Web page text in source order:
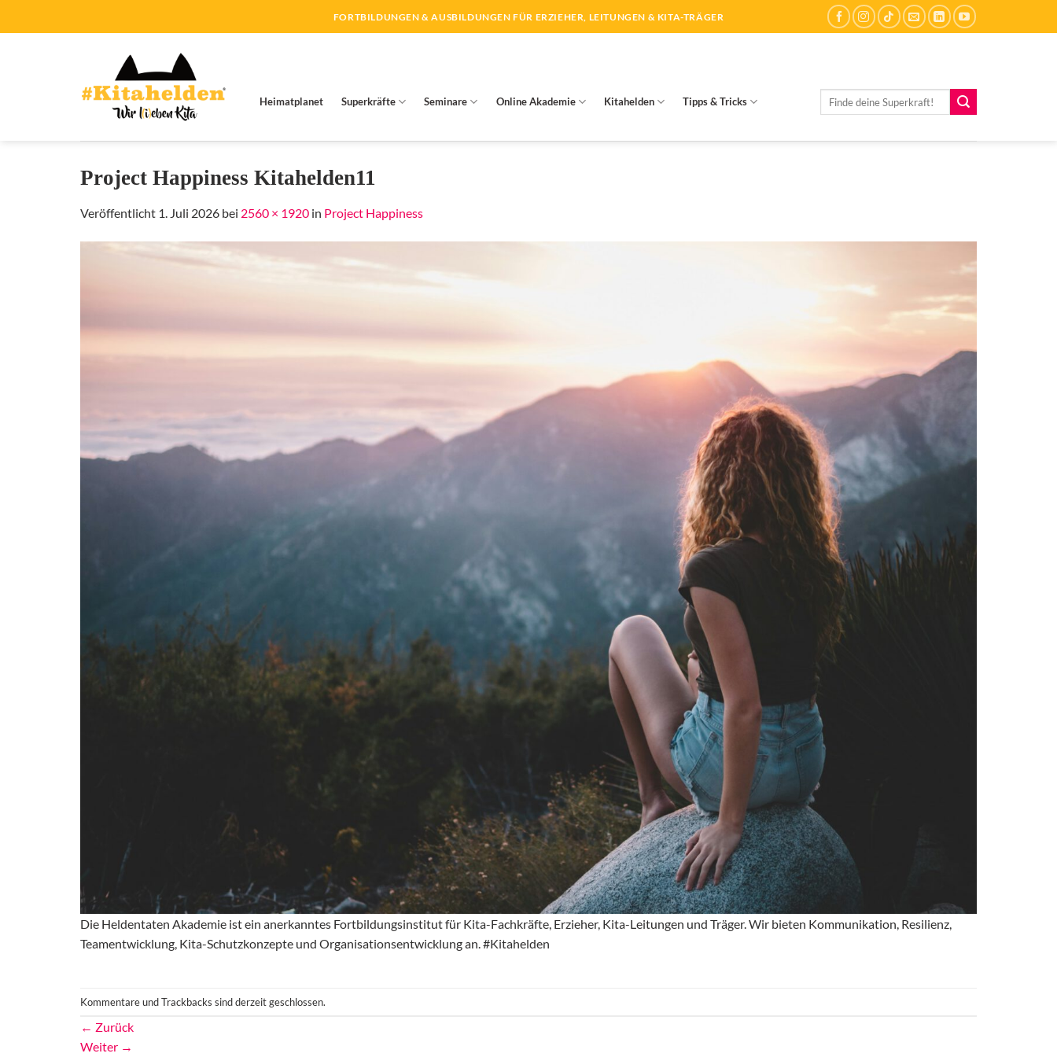
FORTBILDUNGEN & AUSBILDUNGEN FÜR ERZIEHER, LEITUNGEN & KITA-TRÄGER
Heimatplanet Superkräfte Seminare Online Akademie Kitahelden Tipps & Tricks
Project Happiness Kitahelden11
Veröffentlicht 1. Juli 2026 bei 2560 × 1920 in Project Happiness
Die Heldentaten Akademie ist ein anerkanntes Fortbildungsinstitut für Kita-Fachkräfte, Erzieher, Kita-Leitungen und Träger. Wir bieten Kommunikation, Resilienz,
Teamentwicklung, Kita-Schutzkonzepte und Organisationsentwicklung an. #Kitahelden
Kommentare und Trackbacks sind derzeit geschlossen.
← Zurück
Weiter →